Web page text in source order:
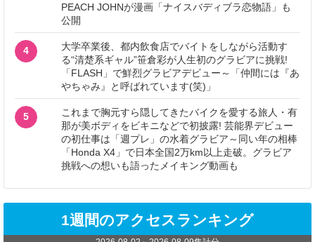
PEACH JOHNが漫画「ナイスバディブラ恋物語」も
公開
4
大学卒業後、都内飲食店でバイトをしながら活動す
る“清楚系ギャル”笹倉彩が人生初のグラビアに挑戦!
「FLASH」で鮮烈グラビアデビュー～「仲間には『あ
やちゃみ』と呼ばれています(笑)」
5
これまで胸元すら隠してきたバイクを愛する旅人・有
那が美ボディをビキニなどで初披露! 芸能界デビュー
の初仕事は「週プレ」の水着グラビア～同い年の相棒
「Honda X4」で日本全国2万km以上走破。グラビア
挑戦への想いも語ったメイキング動画も
1週間のアクセスランキング